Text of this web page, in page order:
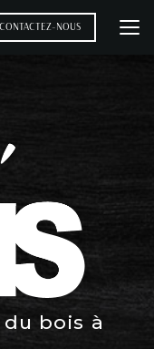
CONTACTEZ-NOUS
bois à